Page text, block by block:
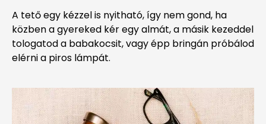
A tető egy kézzel is nyitható, így nem gond, ha
közben a gyereked kér egy almát, a másik kezeddel
tologatod a babakocsit, vagy épp bringán próbálod
elérni a piros lámpát.